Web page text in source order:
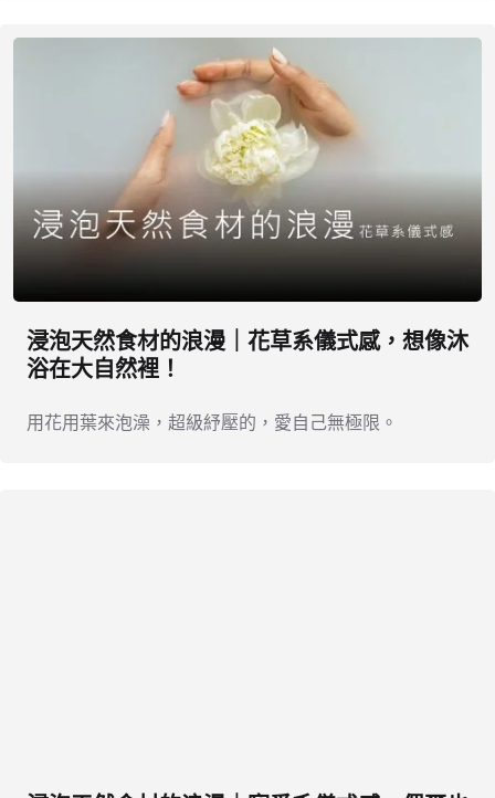
浸泡天然食材的浪漫｜花草系儀式感，想像沐
浴在大自然裡！
用花用葉來泡澡，超級紓壓的，愛自己無極限。